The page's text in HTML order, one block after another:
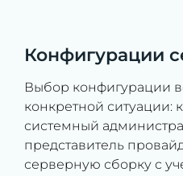
Конфигурации
Выбор конфигурации
конкретной ситуации:
системный
представитель
серверную сборку с